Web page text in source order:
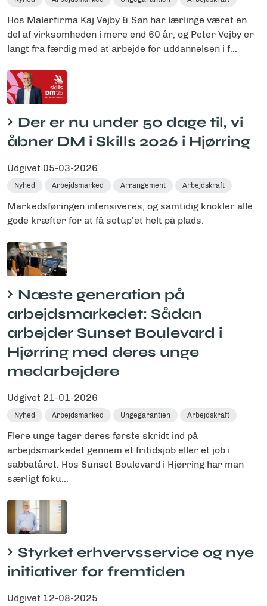
Hos Malerfirma Kaj Vejby & Søn har lærlinge været en
del af virksomheden i mere end 60 år, og Peter Vejby er
langt fra færdig med at arbejde for uddannelsen i f...
Der er nu under 50 dage til, vi
åbner DM i Skills 2026 i Hjørring
Udgivet 05-03-2026
Nyhed Arbejdsmarked Arrangement Arbejdskraft
Markedsføringen intensiveres, og samtidig knokler alle
gode kræfter for at få setup’et helt på plads.
Næste generation på
arbejdsmarkedet: Sådan
arbejder Sunset Boulevard i
Hjørring med deres unge
medarbejdere
Udgivet 21-01-2026
Nyhed Arbejdsmarked Ungegarantien Arbejdskraft
Flere unge tager deres første skridt ind på
arbejdsmarkedet gennem et fritidsjob eller et job i
sabbatåret. Hos Sunset Boulevard i Hjørring har man
særligt foku...
Styrket erhvervsservice og nye
initiativer for fremtiden
Udgivet 12-08-2025